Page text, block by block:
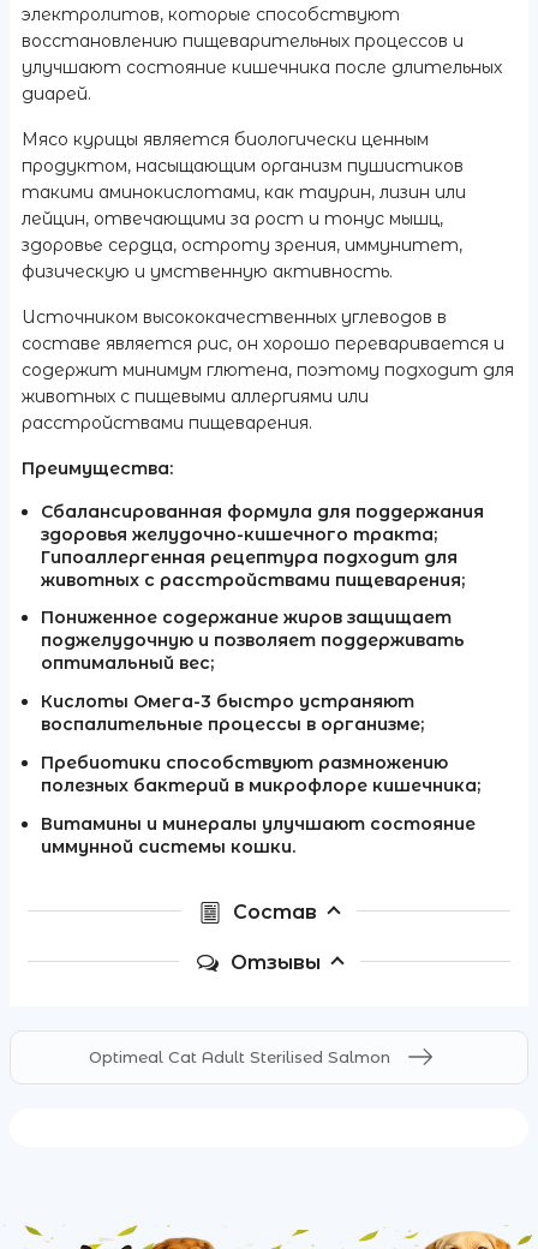
электролитов, которые способствуют
восстановлению пищеварительных процессов и
улучшают состояние кишечника после длительных
диарей.
Мясо курицы является биологически ценным
продуктом, насыщающим организм пушистиков
такими аминокислотами, как таурин, лизин или
лейцин, отвечающими за рост и тонус мышц,
здоровье сердца, остроту зрения, иммунитет,
физическую и умственную активность.
Источником высококачественных углеводов в
составе является рис, он хорошо переваривается и
содержит минимум глютена, поэтому подходит для
животных с пищевыми аллергиями или
расстройствами пищеварения.
Преимущества:
Сбалансированная формула для поддержания
здоровья желудочно-кишечного тракта;
Гипоаллергенная рецептура подходит для
животных с расстройствами пищеварения;
Пониженное содержание жиров защищает
поджелудочную и позволяет поддерживать
оптимальный вес;
Кислоты Омега-3 быстро устраняют
воспалительные процессы в организме;
Пребиотики способствуют размножению
полезных бактерий в микрофлоре кишечника;
Витамины и минералы улучшают состояние
иммунной системы кошки.
Состав
Отзывы
Optimeal Cat Adult Sterilised Salmon